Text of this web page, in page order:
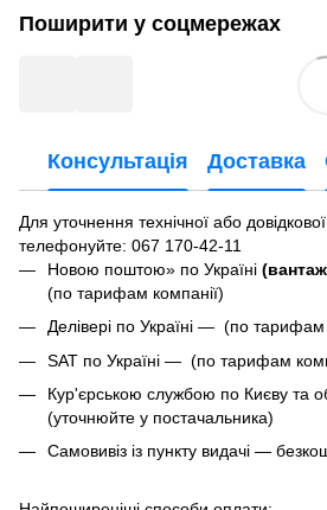
Поширити у соцмережах
Консультація Доставка
Для уточнення технічної або
телефонуйте: 067 170-42-11
Новою поштою» по Україні
(по тарифам компанії)
Делівері по Україні — (по тарифам
SAT по Україні — (по тарифам
Кур'єрською службою по Києву та
(уточнюйте у постачальника)
Самовивіз із пункту видачі —